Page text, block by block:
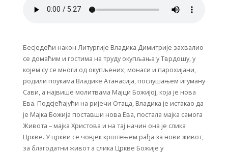
Бесједећи након Литургије Владика Димитрије захвалио
се домаћим и гостима на труду окупљања у Тврдошу, у
којем су се многи од окупљених, монаси и парохијани,
родили поукама Владике Атанасија, послушањем игуману
Сави, а највише молитвама Мајци Божијој, која је нова
Ева. Подсјећајући на ријечи Отаца, Владика је истакао да
је Мајка Божија поставши нова Ева, постала мајка самога
Живота – мајка Христова и на тај начин она је слика
Цркве. У цркви се човјек крштењем рађа за нови живот,
за благодатни живот а слика Цркве Божије у